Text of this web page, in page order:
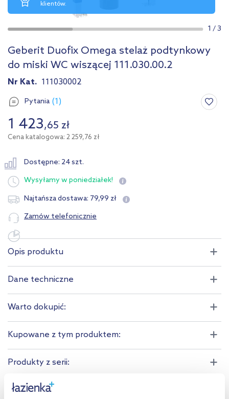
klientów.
1 /3
Geberit Duofix Omega stelaż podtynkowy
do miski WC wiszącej 111.030.00.2
Nr Kat. 111030002
Pytania (1)
1 423,65 zł
Cena katalogowa: 2 259,76 zł
Dostępne: 24 szt.
Wysyłamyw poniedziałek!
Najtańsza dostawa: 79,99 zł
Zamów telefonicznie
Opis produktu
Dane techniczne
Warto dokupić:
Kupowane z tym produktem:
Produkty z serii:
Produkty podobne: